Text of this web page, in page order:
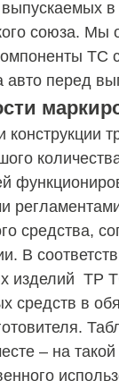
союза. Мы
ТС
авто перед
конструкции
средства,
В
изделий ТР
средств в
– на